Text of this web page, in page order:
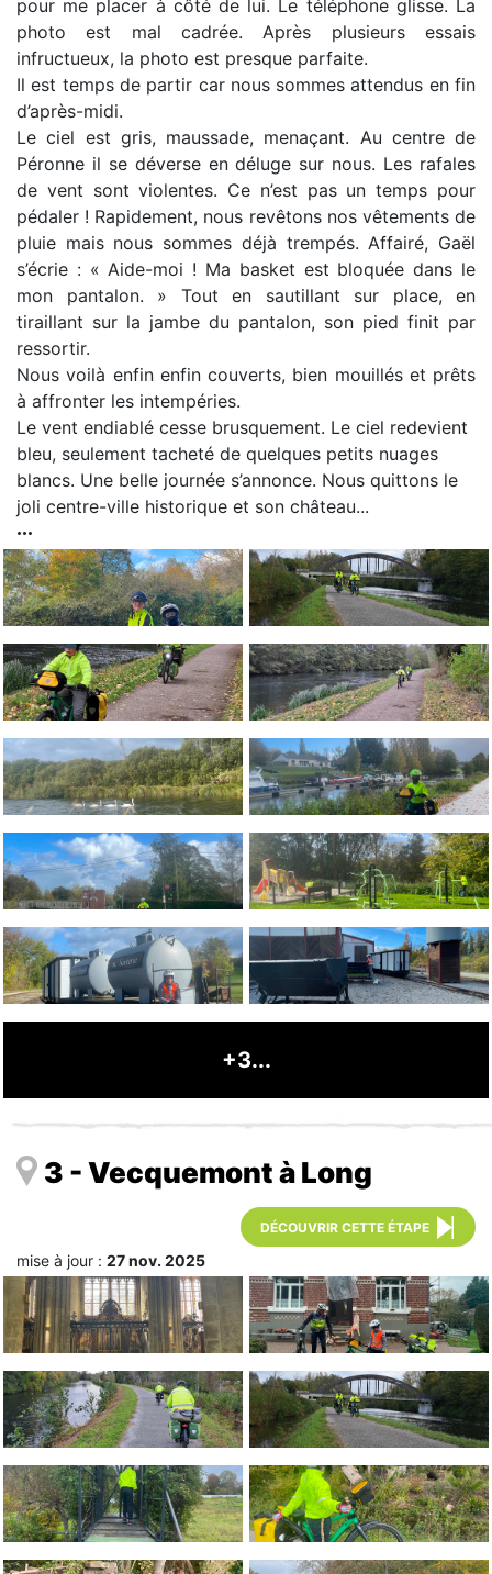
pour me placer à côté de lui. Le téléphone glisse. La
photo est mal cadrée. Après plusieurs essais
infructueux, la photo est presque parfaite.
Il est temps de partir car nous sommes attendus en fin
d’après-midi.
Le ciel est gris, maussade, menaçant. Au centre de
Péronne il se déverse en déluge sur nous. Les rafales
de vent sont violentes. Ce n’est pas un temps pour
pédaler ! Rapidement, nous revêtons nos vêtements de
pluie mais nous sommes déjà trempés. Affairé, Gaël
s’écrie : « Aide-moi ! Ma basket est bloquée dans le
mon pantalon. » Tout en sautillant sur place, en
tiraillant sur la jambe du pantalon, son pied finit par
ressortir.
Nous voilà enfin enfin couverts, bien mouillés et prêts
à affronter les intempéries.
Le vent endiablé cesse brusquement. Le ciel redevient
bleu, seulement tacheté de quelques petits nuages
blancs. Une belle journée s’annonce. Nous quittons le
joli centre-ville historique et son château...
+3...
3 - Vecquemont à Long
DÉCOUVRIR CETTE ÉTAPE
mise à jour : 27 nov. 2025